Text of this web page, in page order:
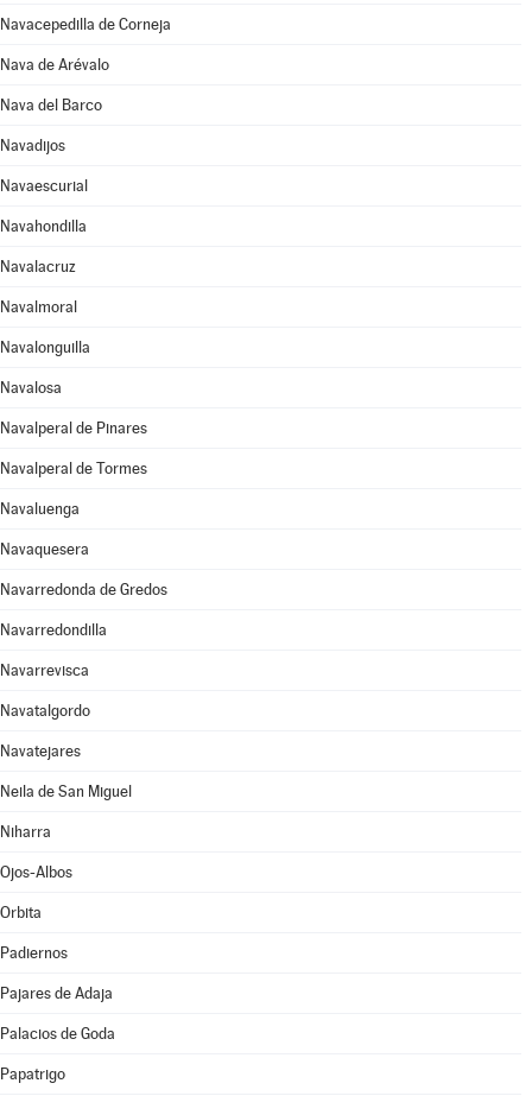
Navacepedilla de Corneja
Nava de Arévalo
Nava del Barco
Navadijos
Navaescurial
Navahondilla
Navalacruz
Navalmoral
Navalonguilla
Navalosa
Navalperal de Pinares
Navalperal de Tormes
Navaluenga
Navaquesera
Navarredonda de Gredos
Navarredondilla
Navarrevisca
Navatalgordo
Navatejares
Neila de San Miguel
Niharra
Ojos-Albos
Orbita
Padiernos
Pajares de Adaja
Palacios de Goda
Papatrigo